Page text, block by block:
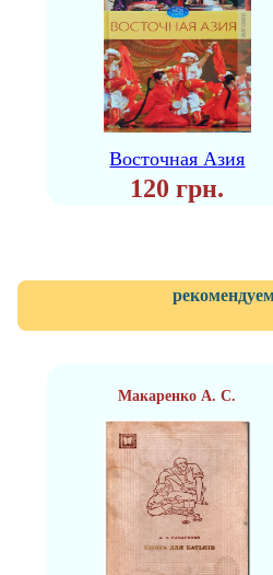
Восточная Азия
120 грн.
Макаренко А. С.